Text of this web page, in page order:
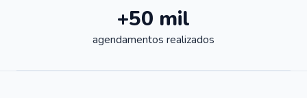
+50 mil
agendamentos realizados